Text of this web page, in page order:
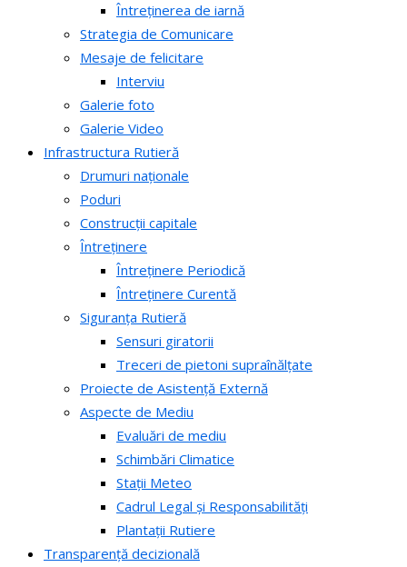
Întreținerea de iarnă
Strategia de Comunicare
Mesaje de felicitare
Interviu
Galerie foto
Galerie Video
Infrastructura Rutieră
Drumuri naționale
Poduri
Construcții capitale
Întreținere
Întreținere Periodică
Întreținere Curentă
Siguranța Rutieră
Sensuri giratorii
Treceri de pietoni supraînălțate
Proiecte de Asistență Externă
Aspecte de Mediu
Evaluări de mediu
Schimbări Climatice
Stații Meteo
Cadrul Legal și Responsabilități
Plantații Rutiere
Transparență decizională